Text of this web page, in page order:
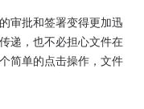
审批和签署变得更加迅
递，也不必担心文件在
简单的点击操作，文件